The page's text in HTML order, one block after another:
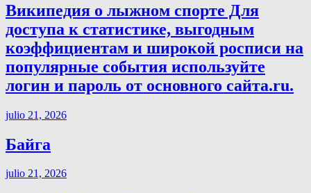
Википедия о лыжном спорте Для
доступа к статистике, выгодным
коэффициентам и широкой росписи на
популярные события используйте
логин и пароль от основного сайта.ru.
julio 21, 2026
Байга
julio 21, 2026